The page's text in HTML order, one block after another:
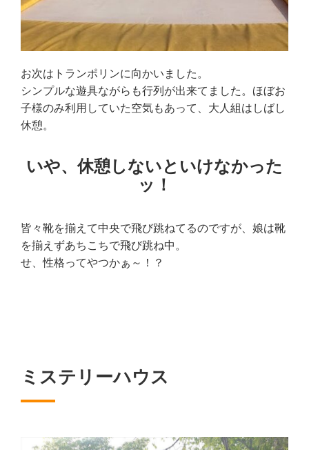
お次はトランポリンに向かいました。
シンプルな遊具ながらも行列が出来てました。ほぼお
子様のみ利用していた空気もあって、大人組はしばし
休憩。
いや、休憩しないといけなかった
ッ！
皆々靴を揃えて中央で飛び跳ねてるのですが、娘は靴
を揃えずあちこちで飛び跳ね中。
せ、性格ってやつかぁ～！？
ミステリーハウス